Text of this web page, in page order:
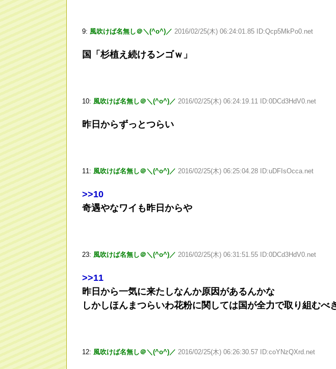
9: 風吹けば名無し＠＼(^o^)／ 2016/02/25(木) 06:24:01.85 ID:Qcp5MkPo0.net
国「杉植え続けるンゴｗ」
10: 風吹けば名無し＠＼(^o^)／ 2016/02/25(木) 06:24:19.11 ID:0DCd3HdV0.net
昨日からずっとつらい
11: 風吹けば名無し＠＼(^o^)／ 2016/02/25(木) 06:25:04.28 ID:uDFIsOcca.net
>>10
奇遇やなワイも昨日からや
23: 風吹けば名無し＠＼(^o^)／ 2016/02/25(木) 06:31:51.55 ID:0DCd3HdV0.net
>>11
昨日から一気に来たしなんか原因があるんかな
しかしほんまつらいわ花粉に関しては国が全力で取り組むべ
12: 風吹けば名無し＠＼(^o^)／ 2016/02/25(木) 06:26:30.57 ID:coYNzQXrd.net